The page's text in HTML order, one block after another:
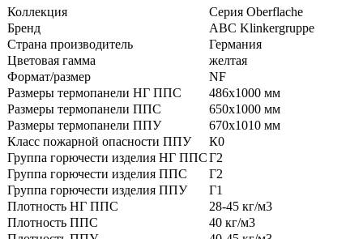
Коллекция
Серия Oberflache
Бренд
ABC Klinkergruppe
Страна производитель
Германия
Цветовая гамма
желтая
Формат/размер
NF
Размеры термопанели НГ ППС
486x1000 мм
Размеры термопанели ППС
650x1000 мм
Размеры термопанели ППУ
670x1010 мм
Класс пожарной опасности ППУ
К0
Группа горючести изделия НГ ППСГ2
Группа горючести изделия ППС
Г2
Группа горючести изделия ППУ
Г1
Плотность НГ ППС
28-45 кг/м3
Плотность ППС
40 кг/м3